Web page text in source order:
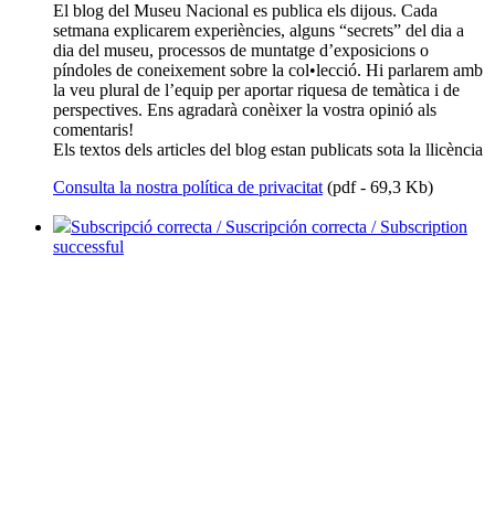
El blog del Museu Nacional es publica els dijous. Cada
setmana explicarem experiències, alguns “secrets” del dia a
dia del museu, processos de muntatge d’exposicions o
píndoles de coneixement sobre la col•lecció. Hi parlarem amb
la veu plural de l’equip per aportar riquesa de temàtica i de
perspectives. Ens agradarà conèixer la vostra opinió als
comentaris!
Els textos dels articles del blog estan publicats sota la llicència
Consulta la nostra política de privacitat (pdf - 69,3 Kb)
Subscripció correcta / Suscripción correcta / Subscription
successful